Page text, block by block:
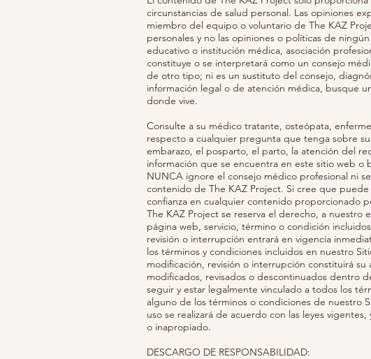
circunstancias de salud personal. Las opiniones
miembro del equipo o voluntario de The KAZ
personales y no las opiniones o políticas de
educativo o institución médica, asociación
constituye o se interpretará como un consejo
de otro tipo; ni es un sustituto del consejo,
información legal o de atención médica, busque
donde vive.
Consulte a su médico tratante, osteópata,
respecto a cualquier pregunta que tenga sobre
embarazo, el posparto, el parto, la atención del
información que se encuentra en este sitio web
NUNCA ignore el consejo médico profesional ni
contenido de The KAZ Project. Si cree que
confianza en cualquier contenido proporcionado
The KAZ Project se reserva el derecho, a nuestro
página web, servicio, término o condición
revisión o interrupción entrará en vigencia
los términos y condiciones incluidos en nuestro
modificación, revisión o interrupción constituirá
modificados, revisados o descontinuados dentro
seguir y estar legalmente vinculado a todos los
alguno de los términos o condiciones de nuestro
uso se realizará de acuerdo con las leyes
o inapropiado.
DESCARGO DE RESPONSABILIDAD: